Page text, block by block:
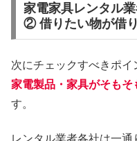
家電家具レンタル
② 借りたい物が借
次にチェックすべきポイ
家電製品・家具がそもそ
す。